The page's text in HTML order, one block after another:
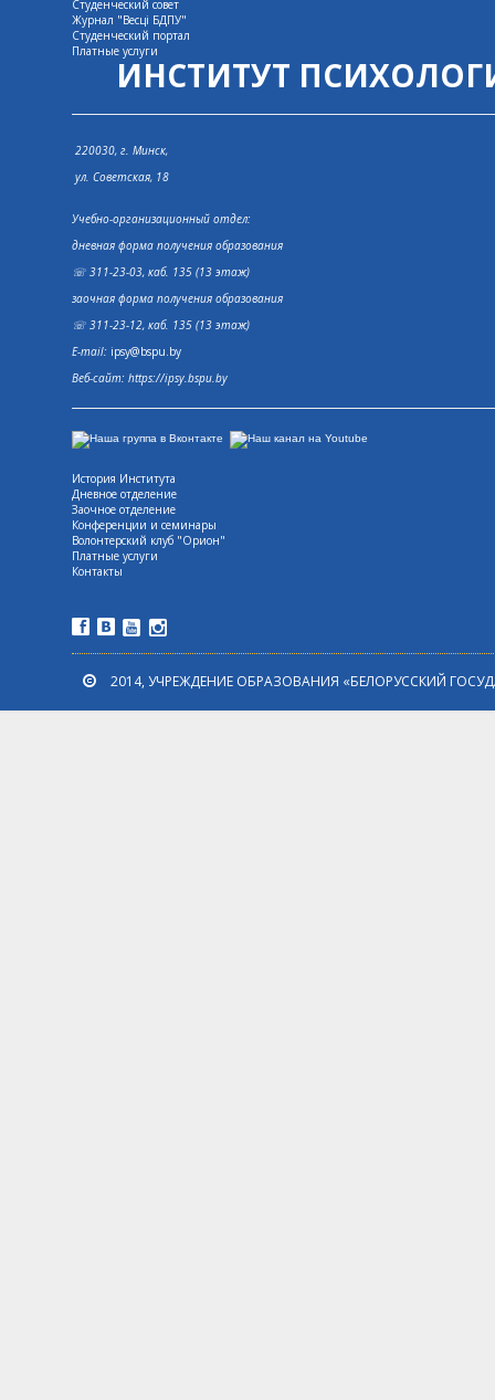
Студенческий совет
Журнал "Весцi БДПУ"
Студенческий портал
Платные услуги
ИНСТИТУТ
220030, г. Минск,
ул. Советская, 18
Учебно-организационный отдел:
дневная форма получения образования
☏ 311-23-03, каб. 135 (13 этаж)
заочная форма получения образования
☏ 311-23-12, каб. 135 (13 этаж)
E-mail: ipsy@bspu.by
Веб-сайт: https://ipsy.bspu.by
История Института
Дневное отделение
Заочное отделение
Конференции и семинары
Волонтерский клуб "Орион"
Платные услуги
Контакты
2014, УЧРЕЖДЕНИЕ ОБРАЗОВАНИЯ «БЕЛОРУССКИЙ